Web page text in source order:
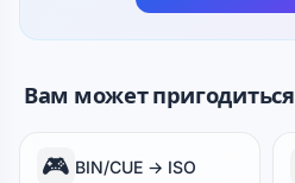
Вам может пригодиться
🎮 BIN/CUE → ISO